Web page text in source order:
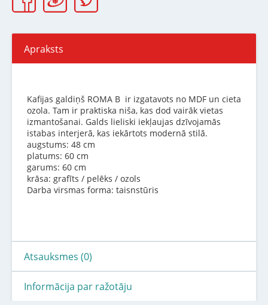
Apraksts
Kafijas galdiņš ROMA B ir izgatavots no MDF un cieta
ozola. Tam ir praktiska niša, kas dod vairāk vietas
izmantošanai. Galds lieliski iekļaujas dzīvojamās
istabas interjerā, kas iekārtots modernā stilā.
augstums: 48 cm
platums: 60 cm
garums: 60 cm
krāsa: grafīts / pelēks / ozols
Darba virsmas forma: taisnstūris
Atsauksmes (0)
Informācija par ražotāju